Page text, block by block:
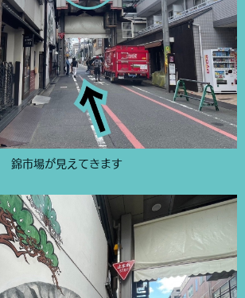
錦市場が見えてきます